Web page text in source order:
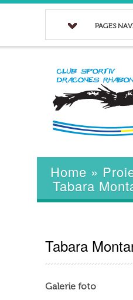
PAGES
Home »
Tabara
Tabara
Galerie foto